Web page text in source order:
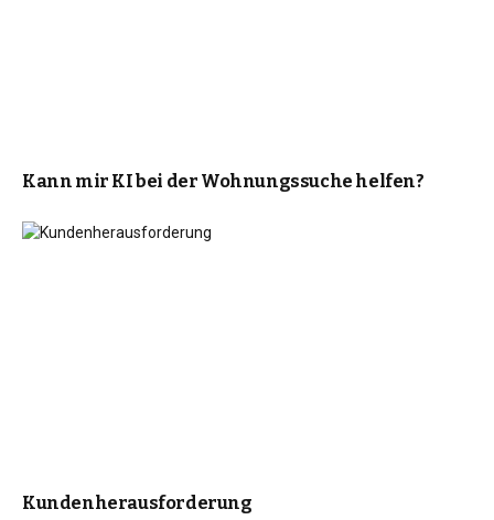
Kann mir KI bei der Wohnungssuche helfen?
Kundenherausforderung